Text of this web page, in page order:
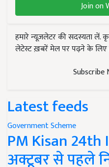
Join on
हमारे न्यूज़लेटर की सदस्यता लें.
लेटेस्ट ख़बरें मेल पर पढ़ने के लिए
Latest feeds
Government Scheme
PM Kisan
अक्टूबर से पहले